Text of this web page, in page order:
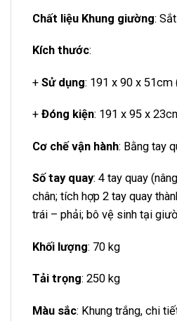
Chất liệu Khung giường:
Kích thước:
+ Sử dụng: 191 x 90 x 51cm
+ Đóng kiện: 191 x 95 x
Cơ chế vận hành: Bằng tay
Số tay quay: 4 tay quay
chân; tích hợp 2 tay quay
trái – phải; bô vệ sinh tại
Khối lượng: 70 kg
Tải trọng: 250 kg
Màu sắc: Khung trắng, chi